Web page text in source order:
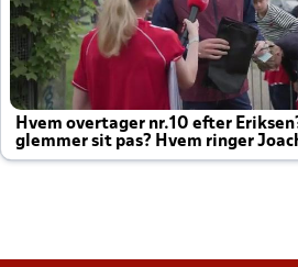
Hvem overtager nr.10 efter
glemmer sit pas? Hvem ringer
altid til efter kampe?